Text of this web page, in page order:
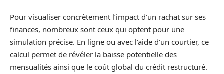
Pour visualiser concrètement l’impact d’un rachat sur ses
finances, nombreux sont ceux qui optent pour une
simulation précise. En ligne ou avec l’aide d’un courtier, ce
calcul permet de révéler la baisse potentielle des
mensualités ainsi que le coût global du crédit restructuré.